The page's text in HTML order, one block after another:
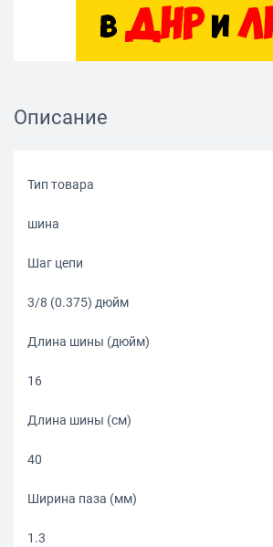
Описание
Тип товара
шина
Шаг цепи
3/8 (0.375) дюйм
Длина шины (дюйм)
16
Длина шины (см)
40
Ширина паза (мм)
1.3